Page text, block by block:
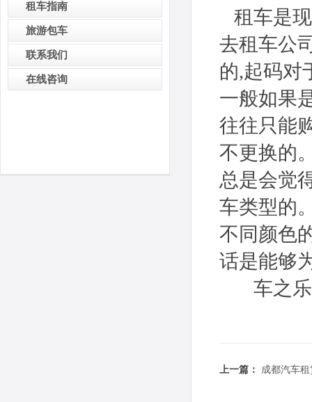
租车指南
旅游包车
联系我们
在线咨询
租车是
去租车公
的,起码对
一般如果
往往只能
不更换的
总是会觉
车类型的
不同颜色
话是能够
车之乐
上一篇： 成都汽车